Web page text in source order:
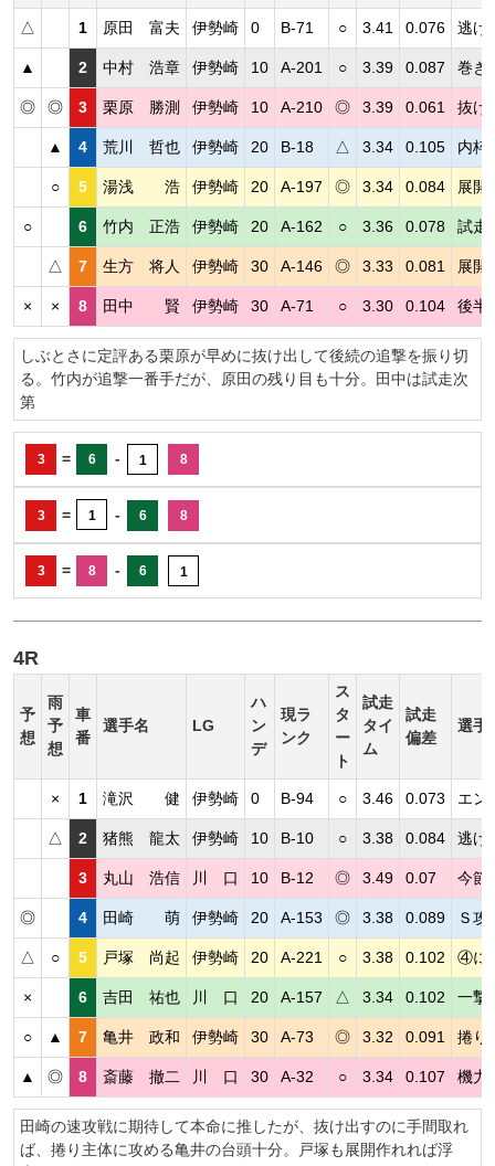
△ 1 原田 富夫 伊勢崎 0 B-71 ○ 3.41 0.076 逃げ
▲ 2 中村 浩章 伊勢崎 10 A-201 ○ 3.39 0.087 巻き
◎ ◎ 3 栗原 勝測 伊勢崎 10 A-210 ◎ 3.39 0.061 抜け
▲ 4 荒川 哲也 伊勢崎 20 B-18 △ 3.34 0.105 内枠
○ 5 湯浅 浩 伊勢崎 20 A-197 ◎ 3.34 0.084 展開
○ 6 竹内 正浩 伊勢崎 20 A-162 ○ 3.36 0.078 試走
△ 7 生方 将人 伊勢崎 30 A-146 ◎ 3.33 0.081 展開
× × 8 田中 賢 伊勢崎 30 A-71 ○ 3.30 0.104 後半
しぶとさに定評ある栗原が早めに抜け出して後続の追撃を振り切
る。竹内が追撃一番手だが、原田の残り目も十分。田中は試走次
第
3 = 6 - 1 8
3 = 1 - 6 8
3 = 8 - 6 1
4R
予
想
雨
予
想
車
番
選手名 LG
ハ
ン
デ
現ラ
ンク
ス
タ
ー
ト
試走
タイ
ム
試走
偏差
選手
× 1 滝沢 健 伊勢崎 0 B-94 ○ 3.46 0.073 エン
△ 2 猪熊 龍太 伊勢崎 10 B-10 ○ 3.38 0.084 逃げ
3 丸山 浩信 川 口 10 B-12 ◎ 3.49 0.07 今節
◎ 4 田崎 萌 伊勢崎 20 A-153 ◎ 3.38 0.089 Ｓ攻
△ ○ 5 戸塚 尚起 伊勢崎 20 A-221 ○ 3.38 0.102 ④に
× 6 吉田 祐也 川 口 20 A-157 △ 3.34 0.102 一撃
○ ▲ 7 亀井 政和 伊勢崎 30 A-73 ◎ 3.32 0.091 捲り
▲ ◎ 8 斎藤 撤二 川 口 30 A-32 ○ 3.34 0.107 機力
田崎の速攻戦に期待して本命に推したが、抜け出すのに手間取れ
ば、捲り主体に攻める亀井の台頭十分。戸塚も展開作れれば浮